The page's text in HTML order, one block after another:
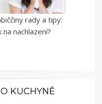
rady a tipy:
na nachlazení?
KUCHYNĚ